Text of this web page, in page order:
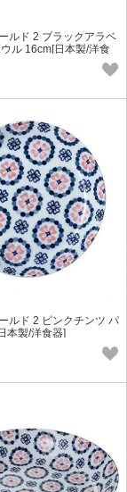
ルド 2 ブラックアラベ
ル 16cm[日本製/洋食
ルド 2 ピンクチンツ パ
本製/洋食器]